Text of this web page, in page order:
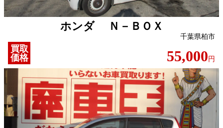
ホンダ Ｎ－ＢＯＸ
千葉県柏市
買取
価格
55,000 円